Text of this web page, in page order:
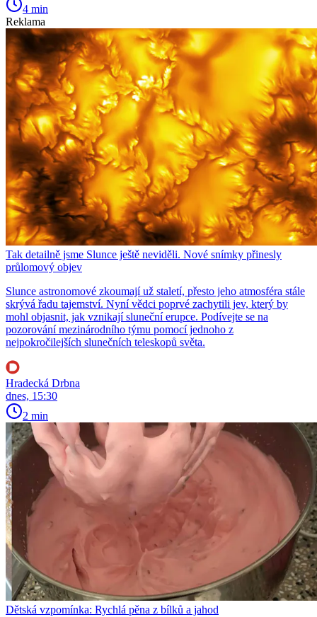
4 min
Reklama
Tak detailně jsme Slunce ještě neviděli. Nové snímky přinesly
průlomový objev
Slunce astronomové zkoumají už staletí, přesto jeho atmosféra stále
skrývá řadu tajemství. Nyní vědci poprvé zachytili jev, který by
mohl objasnit, jak vznikají sluneční erupce. Podívejte se na
pozorování mezinárodního týmu pomocí jednoho z
nejpokročilejších slunečních teleskopů světa.
Hradecká Drbna
dnes, 15:30
2 min
Dětská vzpomínka: Rychlá pěna z bílků a jahod